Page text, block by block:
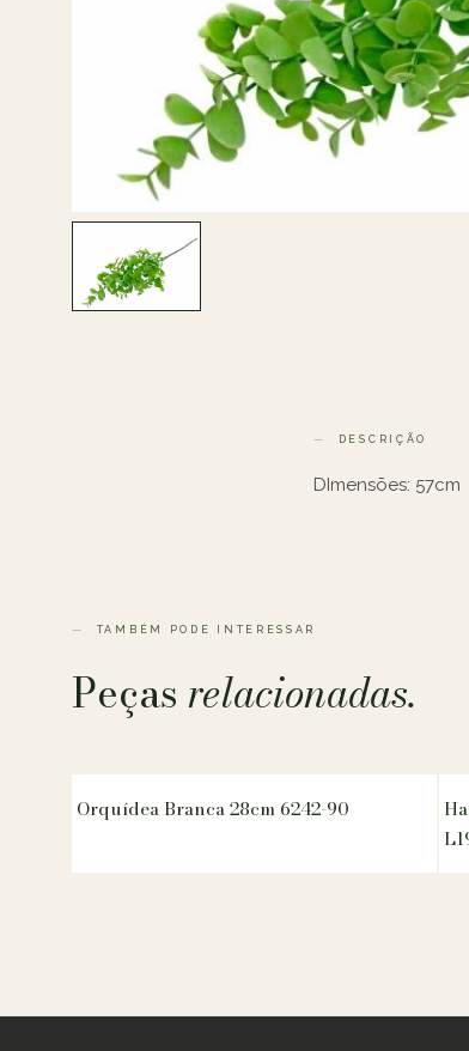
DESCRIÇÃO
DImensões: 57cm
TAMBÉM PODE INTERESSAR
Peçasrelacionadas.
Orquídea Branca 28cm 6242-90